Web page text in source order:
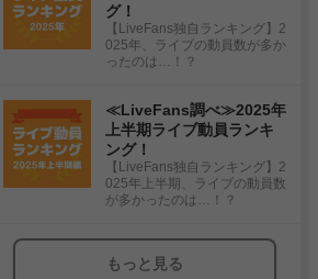
グ！
【LiveFans独自ランキング】2
025年、ライブの動員数が多か
ったのは…！？
≪LiveFans調べ≫2025年
上半期ライブ動員ランキ
ング！
【LiveFans独自ランキング】2
025年上半期、ライブの動員数
が多かったのは…！？
もっと見る